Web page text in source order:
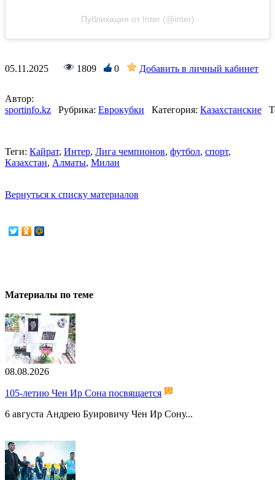
Публикация от Inter (@inter)
05.11.2025 1809 0 Добавить в личный кабинет
Автор:
sportinfo.kz
Рубрика: Еврокубки Категория: Казахстанские
Теги: Кайрат, Интер, Лига чемпионов, футбол, спорт,
Казахстан, Алматы, Милан
Вернуться к списку материалов
Материалы по теме
08.08.2026
105-летию Чен Ир Сона посвящается
6 августа Андрею Буировичу Чен Ир Сону...